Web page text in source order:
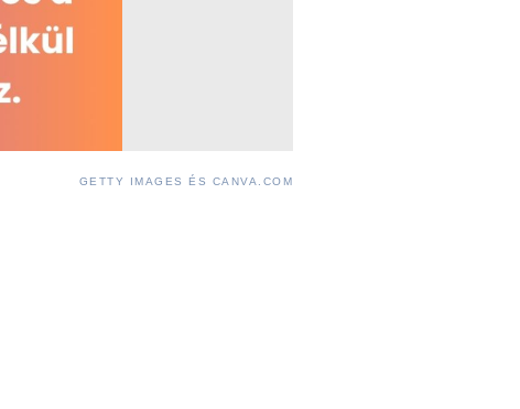
GETTY IMAGES ÉS CANVA.COM